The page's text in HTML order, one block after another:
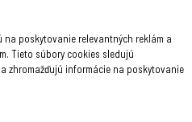
poskytovanie relevantných reklám a
Tieto súbory cookies sledujú
zhromažďujú informácie na poskytovanie